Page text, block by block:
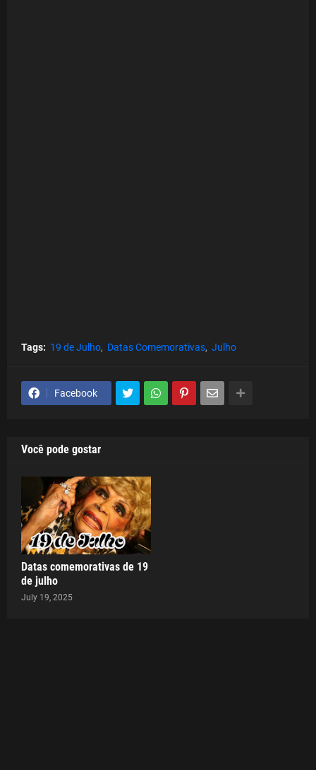
Tags: 19 de Julho Datas Comemorativas Julho
Facebook
Você pode gostar
Datas comemorativas de 19
de julho
July 19, 2025